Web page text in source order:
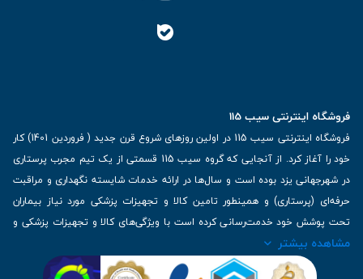
فروشگاه اینترنتی سیب 115
فروشگاه اینترنتی سیب 115 در اولین روزهای شروع قرن جدید ( فروردین 1401) کار
خود را آغاز کرد. از آنجایی که گروه سیب 115 قسمتی از یک تیم مجرب پرستاری
در شهرجهانی یزد بوده است و سال‌ها در ارائه خدمات شایسته نگهداری و مراقبت
حرفه‌ای (پرستاری) و همینطور تامین کالا و تجهیزات پزشکی مورد نیاز بیماران
تحت پوشش خود خدمت‌رسانی کرده است با ویژگی‌های کالا و تجهیزات پزشکی و
برترین برندهای موجود در بازار اطلاعات بسیار ارزشمندی را دارا می‌باشد
مشاهده بیشتر